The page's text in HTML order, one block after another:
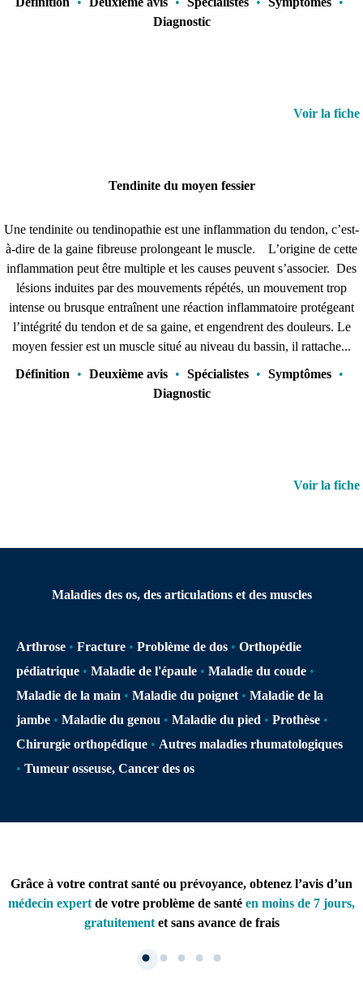
Diagnostic
Voir la fiche
Tendinite du moyen fessier
Une tendinite ou tendinopathie est une inflammation du tendon, c’est-
à-dire de la gaine fibreuse prolongeant le muscle. L’origine de cette
inflammation peut être multiple et les causes peuvent s’associer. Des
lésions induites par des mouvements répétés, un mouvement trop
intense ou brusque entraînent une réaction inflammatoire protégeant
l’intégrité du tendon et de sa gaine, et engendrent des douleurs. Le
moyen fessier est un muscle situé au niveau du bassin, il rattache...
Définition
• Deuxième avis • Spécialistes • Symptômes •
Diagnostic
Voir la fiche
Maladies des os, des articulations et des muscles
Arthrose • Fracture • Problème de dos • Orthopédie
pédiatrique • Maladie de l'épaule • Maladie du coude •
Maladie de la main • Maladie du poignet • Maladie de la
jambe • Maladie du genou • Maladie du pied • Prothèse •
Chirurgie orthopédique • Autres maladies rhumatologiques
• Tumeur osseuse, Cancer des os
Grâce à votre contrat santé ou prévoyance, obtenez l’avis d’un
médecin expert de votre problème de santé en moins de 7 jours,
gratuitementet sans avance de frais